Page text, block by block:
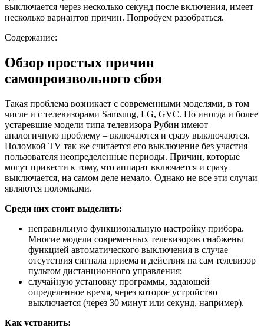
выключается через несколько секунд после включения, имеет
несколько вариантов причин. Попробуем разобраться.
Содержание:
Обзор простых причин
самопроизвольного сбоя
Такая проблема возникает с современными моделями, в том
числе и с телевизорами Samsung, LG, GVC. Но иногда и более
устаревшие модели типа телевизора Рубин имеют
аналогичную проблему – включаются и сразу выключаются.
Поломкой TV так же считается его выключение без участия
пользователя неопределенные периоды. Причин, которые
могут привести к тому, что аппарат включается и сразу
выключается, на самом деле немало. Однако не все эти случаи
являются поломками.
Среди них стоит выделить:
неправильную функциональную настройку прибора.
Многие модели современных телевизоров снабжены
функцией автоматического выключения в случае
отсутствия сигнала приема и действия на сам телевизор
пультом дистанционного управления;
случайную установку программы, задающей
определенное время, через которое устройство
выключается (через 30 минут или секунд, например).
Как устранить: